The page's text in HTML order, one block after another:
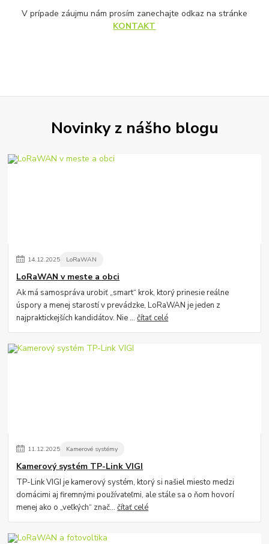
V prípade záujmu nám prosím zanechajte odkaz na stránke
KONTAKT
Novinky z nášho blogu
14.12.2025 LoRaWAN
LoRaWAN v meste a obci
Ak má samospráva urobiť „smart“ krok, ktorý prinesie reálne
úspory a menej starostí v prevádzke, LoRaWAN je jeden z
najpraktickejších kandidátov. Nie ...čítať celé
11.12.2025 Kamerové systémy
Kamerový systém TP-Link VIGI
TP-Link VIGI je kamerový systém, ktorý si našiel miesto medzi
domácimi aj firemnými používateľmi, ale stále sa o ňom hovorí
menej ako o „veľkých“ znač...čítať celé